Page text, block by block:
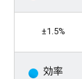
±1.5%
効率